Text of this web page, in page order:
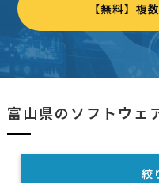
【無料】複
富山県のソフトウェ
絞